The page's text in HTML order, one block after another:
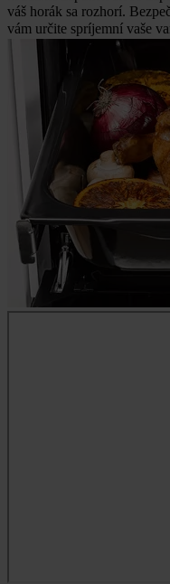
váš horák sa rozhorí.
vám určite spríjemní vaše